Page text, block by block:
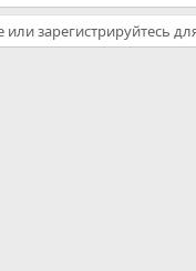
или зарегистрируйтесь